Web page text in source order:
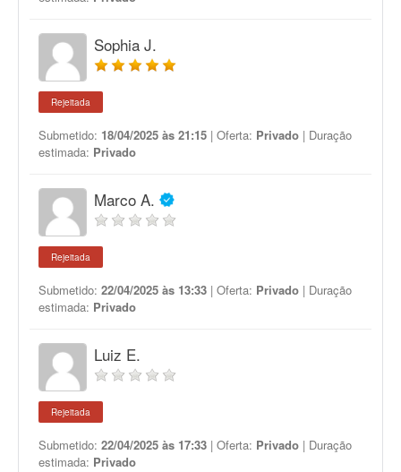
Sophia J.
Rejeitada
Submetido: 18/04/2025 às 21:15 | Oferta: Privado | Duração
estimada: Privado
Marco A.
Rejeitada
Submetido: 22/04/2025 às 13:33 | Oferta: Privado | Duração
estimada: Privado
Luiz E.
Rejeitada
Submetido: 22/04/2025 às 17:33 | Oferta: Privado | Duração
estimada: Privado